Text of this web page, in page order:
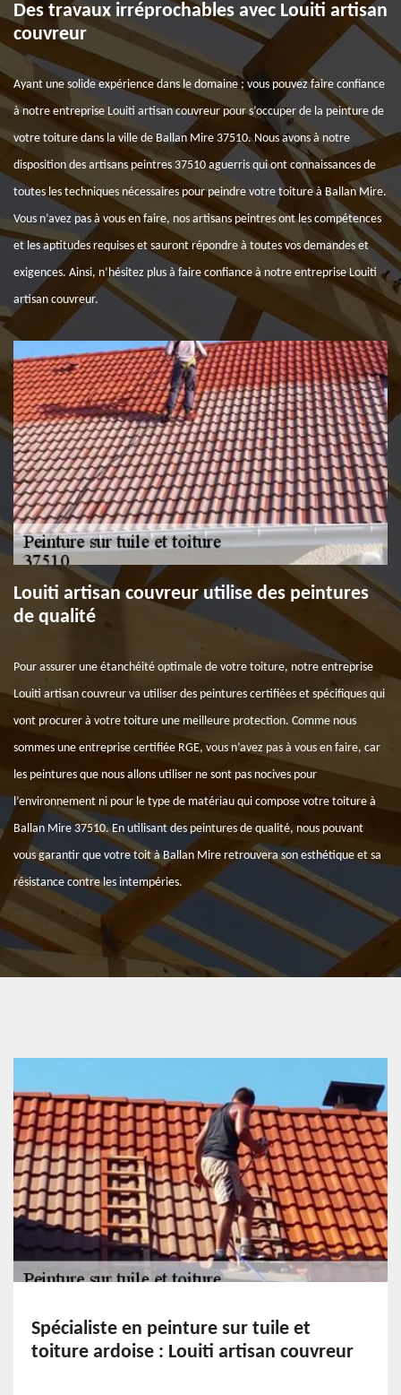
Des travaux irréprochables avec Louiti artisan
couvreur
Ayant une solide expérience dans le domaine ; vous pouvez faire confiance
à notre entreprise Louiti artisan couvreur pour s’occuper de la peinture de
votre toiture dans la ville de Ballan Mire 37510. Nous avons à notre
disposition des artisans peintres 37510 aguerris qui ont connaissances de
toutes les techniques nécessaires pour peindre votre toiture à Ballan Mire.
Vous n’avez pas à vous en faire, nos artisans peintres ont les compétences
et les aptitudes requises et sauront répondre à toutes vos demandes et
exigences. Ainsi, n’hésitez plus à faire confiance à notre entreprise Louiti
artisan couvreur.
Louiti artisan couvreur utilise des peintures
de qualité
Pour assurer une étanchéité optimale de votre toiture, notre entreprise
Louiti artisan couvreur va utiliser des peintures certifiées et spécifiques qui
vont procurer à votre toiture une meilleure protection. Comme nous
sommes une entreprise certifiée RGE, vous n’avez pas à vous en faire, car
les peintures que nous allons utiliser ne sont pas nocives pour
l’environnement ni pour le type de matériau qui compose votre toiture à
Ballan Mire 37510. En utilisant des peintures de qualité, nous pouvant
vous garantir que votre toit à Ballan Mire retrouvera son esthétique et sa
résistance contre les intempéries.
Spécialiste en peinture sur tuile et
toiture ardoise : Louiti artisan couvreur